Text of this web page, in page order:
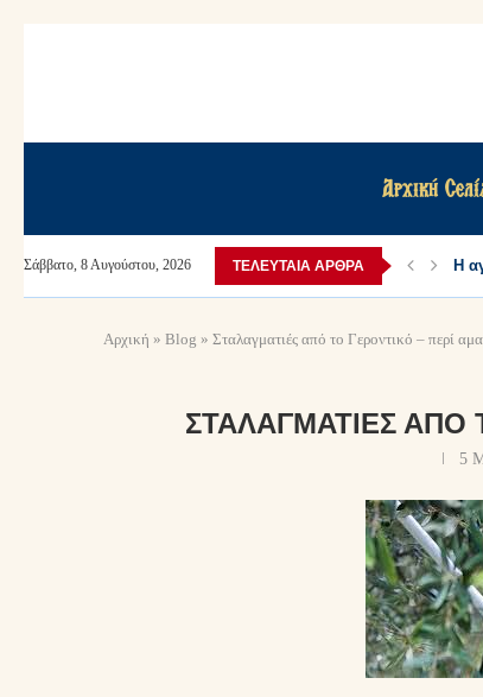
Αρχική
Σάββατο, 8 Αυγούστου, 2026 ΤΕΛΕΥΤΑΊΑ ΆΡΘΡΑ
Αρχική » Blog » Σταλαγματιές από το Γεροντικό – περί
ΣΤΑΛΑΓΜΑΤΙΈΣ ΑΠΌ
5